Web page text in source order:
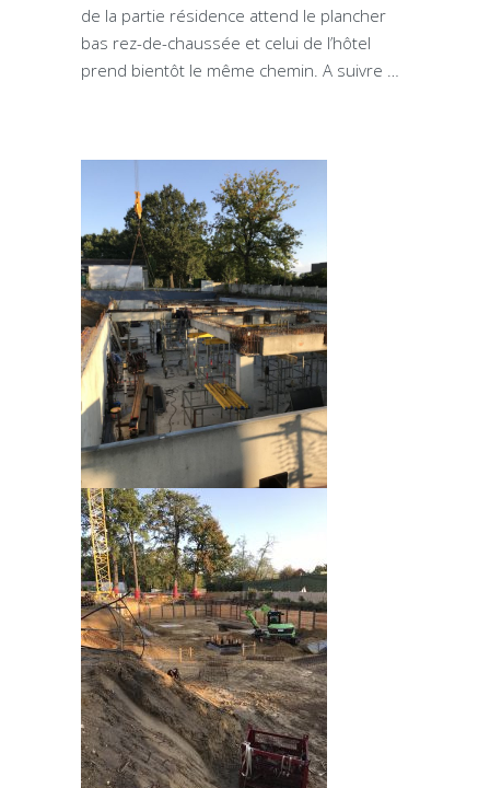
de la partie résidence attend le plancher
bas rez-de-chaussée et celui de l’hôtel
prend bientôt le même chemin. A suivre …